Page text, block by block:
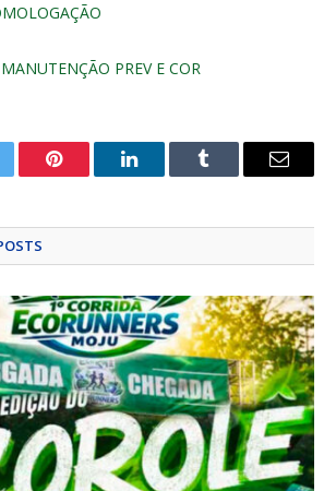
PREV E COR
Pinterest LinkedInTumblr
E-